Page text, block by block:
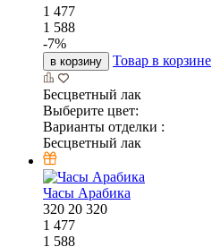
1 477
1 588
-7%
в корзину Товар в корзине
Бесцветный лак
Выберите цвет:
Варианты отделки :
Бесцветный лак
Часы Арабика
320 20 320
1 477
1 588